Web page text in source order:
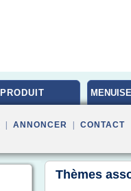
PRODUIT
ANNONCER CONTACT
Thèmes